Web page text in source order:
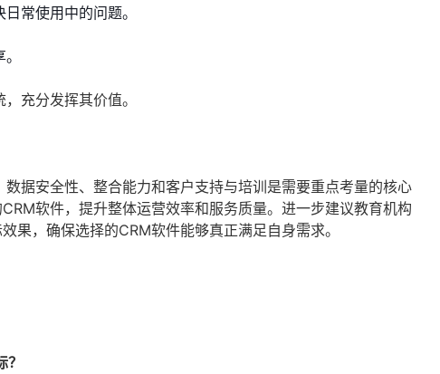
常使用中的问题。
充分发挥其价值。
据安全性、整合能力和客户支持与培训是需要重点考量的核心
软件，提升整体运营效率和服务质量。进一步建议教育机构
果，确保选择的CRM软件能够真正满足自身需求。